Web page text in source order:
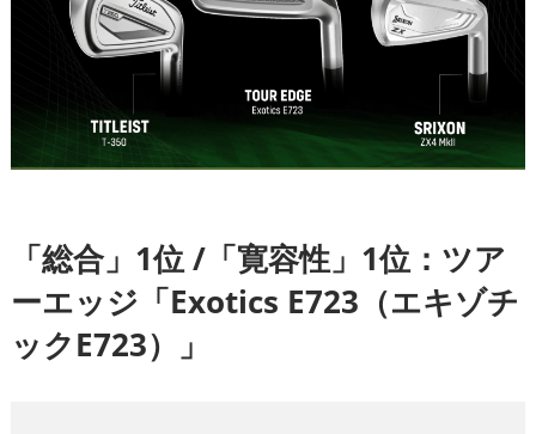
「総合」1位 /「寛容性」1位：ツア
ーエッジ「Exotics E723（エキゾチ
ックE723）」